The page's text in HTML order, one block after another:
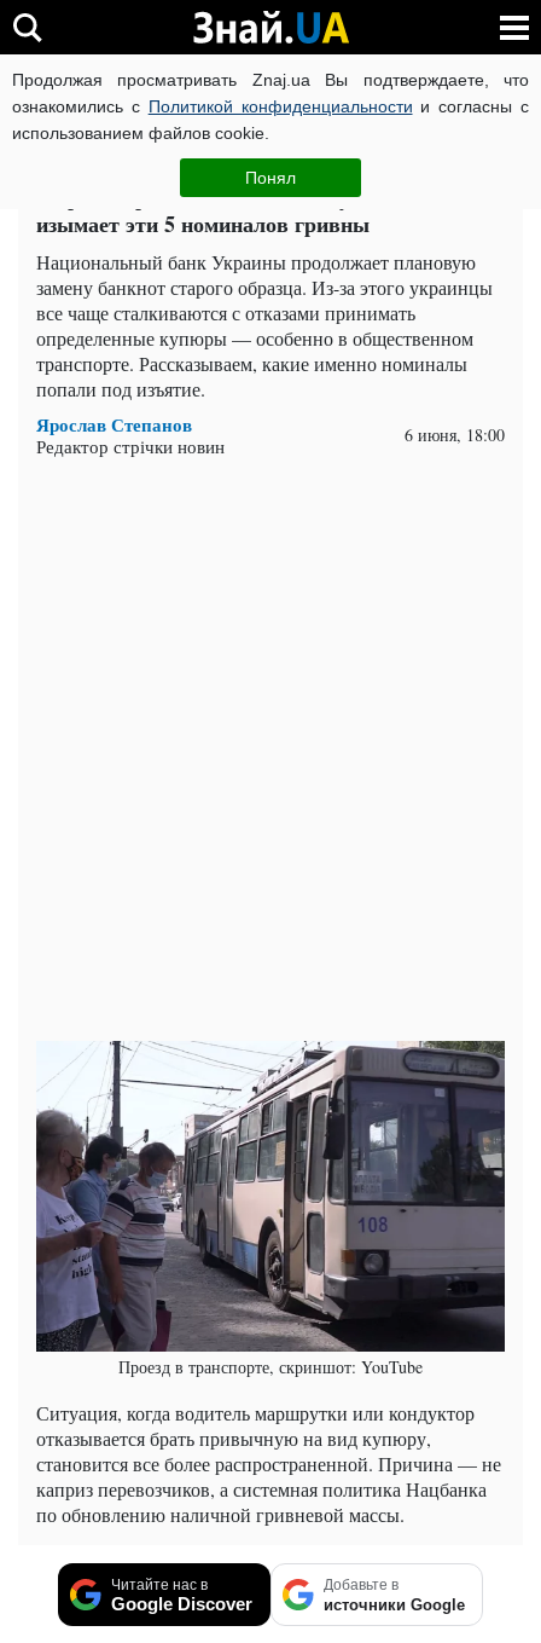
Продолжая просматривать Znaj.ua Вы подтверждаете, что
ознакомились с Политикой конфиденциальности и согласны с
использованием файлов cookie.
Понял
ВОЙНА РОССИИ ПРОТИВ УКРАИНЫ КОРОНАВИРУС В
ЧИТАТИ УКРАЇНСЬКОЮ
В транспорте больше не возьмут: НБУ массово
изымает эти 5 номиналов гривны
Национальный банк Украины продолжает плановую
замену банкнот старого образца. Из-за этого украинцы
все чаще сталкиваются с отказами принимать
определенные купюры — особенно в общественном
транспорте. Рассказываем, какие именно номиналы
попали под изъятие.
Ярослав Степанов
Редактор стрічки новин 6 июня, 18:00
Проезд в транспорте, скриншот: YouTube
Ситуация, когда водитель маршрутки или кондуктор
отказывается брать привычную на вид купюру,
становится все более распространенной. Причина — не
каприз перевозчиков, а системная политика Нацбанка
по обновлению наличной гривневой массы.
Читайте нас в
Google Discover
Добавьте в
источники Google